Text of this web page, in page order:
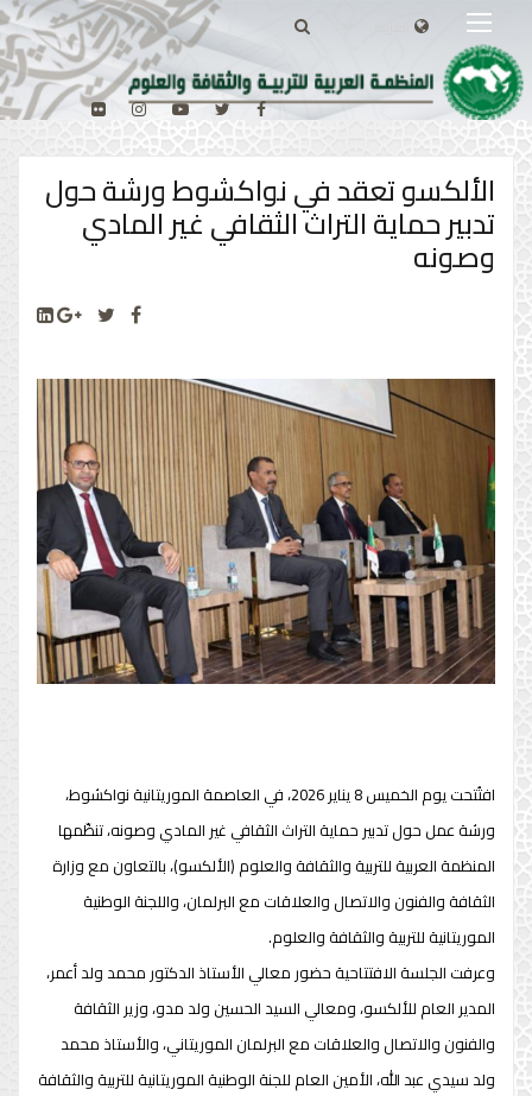
الألكسو تعقد في نواكشوط ورشة حول
تدبير حماية التراث الثقافي غير المادي
وصونه
افتُتحت يوم الخميس 8 يناير 2026، في العاصمة الموريتانية نواكشوط،
ورشة عمل حول تدبير حماية التراث الثقافي غير المادي وصونه، تنظّمها
المنظمة العربية للتربية والثقافة والعلوم (الألكسو)، بالتعاون مع وزارة
الثقافة والفنون والاتصال والعلاقات مع البرلمان، واللجنة الوطنية
الموريتانية للتربية والثقافة والعلوم.
وعرفت الجلسة الافتتاحية حضور معالي الأستاذ الدكتور محمد ولد أعمر،
المدير العام للألكسو، ومعالي السيد الحسين ولد مدو، وزير الثقافة
والفنون والاتصال والعلاقات مع البرلمان الموريتاني، والأستاذ محمد
ولد سيدي عبد الله، الأمين العام للجنة الوطنية الموريتانية للتربية والثقافة